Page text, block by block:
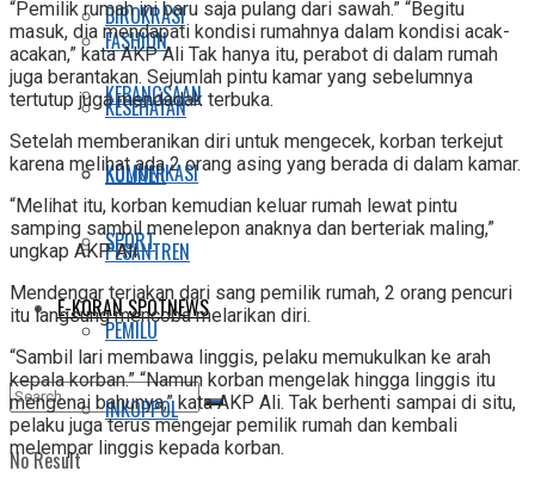
FASHION
KESEHATAN
KULINER
SPORT
E-KORAN SPOTNEWS
No Result
BIROKRASI
KEBANGSAAN
KOMUNIKASI
PESANTREN
PEMILU
INKOPPOL
“Pemilik rumah ini baru saja pulang dari sawah.” “Begitu
masuk, dia mendapati kondisi rumahnya dalam kondisi acak-
acakan,” kata AKP Ali Tak hanya itu, perabot di dalam rumah
juga berantakan. Sejumlah pintu kamar yang sebelumnya
tertutup juga mendadak terbuka.
Setelah memberanikan diri untuk mengecek, korban terkejut
karena melihat ada 2 orang asing yang berada di dalam kamar.
“Melihat itu, korban kemudian keluar rumah lewat pintu
samping sambil menelepon anaknya dan berteriak maling,”
ungkap AKP Ali.
Mendengar teriakan dari sang pemilik rumah, 2 orang pencuri
itu langsung mencoba melarikan diri.
“Sambil lari membawa linggis, pelaku memukulkan ke arah
kepala korban.” “Namun korban mengelak hingga linggis itu
mengenai bahunya,” kata AKP Ali. Tak berhenti sampai di situ,
pelaku juga terus mengejar pemilik rumah dan kembali
melempar linggis kepada korban.